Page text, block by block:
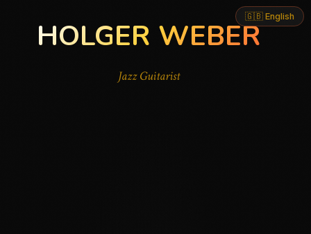
🇬🇧 English
HOLGER WEBER
Jazz Guitarist